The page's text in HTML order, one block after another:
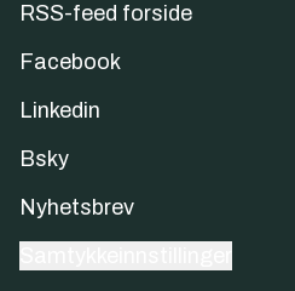
RSS-feed forside
Facebook
Linkedin
Bsky
Nyhetsbrev